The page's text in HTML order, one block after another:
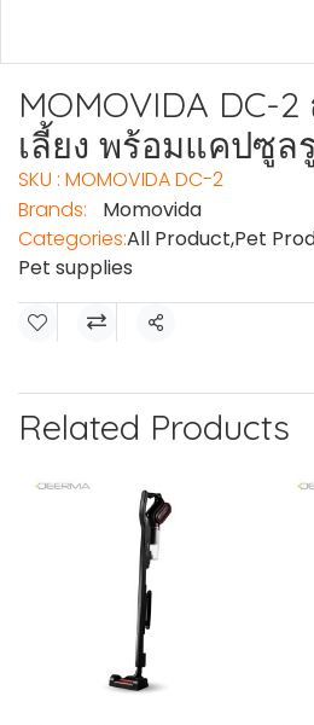
MOMOVIDA DC-
เลี้ยง พร้อมแคปซูล
SKU : MOMOVIDA DC-2
Brands:
Momovida
Categories:All Product,Pet
Pet supplies
Share
Related Products